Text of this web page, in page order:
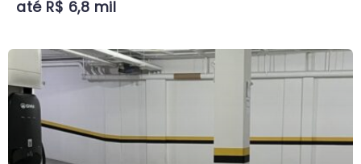
até R$ 6,8 mil